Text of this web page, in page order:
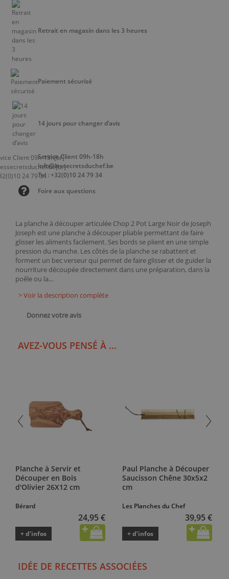
La planche à découper articulée Chop 2 Pot Large Noir de Joseph
Joseph est une planche à découper pliable permettant de faire
glisser les aliments facilement. Ses bords se plient en une simple
pression du manche. Les côtés de la planche se rabattent et
forment un bec verseur qui permet de faire glisser et de guider la
nourriture découpée directement dans une préparation, dans la
poêle ou la...
> Voir la description complète
Donnez votre avis
Retrait en magasin dans les 3 heures
Paiement sécurisé
14 jours pour changer d’avis
Service Client 09h-18h
info@lessecretsduchef.be
Tel : +32(0)10 24 79 34
Foire aux questions
AVEZ-VOUS PENSÉ À ...
Planche à Servir et
Découper en Bois
d'Olivier 26X12 cm
Bérard
24,95 €
+ d’infos
Paul Planche à Découper
Saucisson Chêne 30x5x2
cm
Les Planches du Chef
39,95 €
+ d’infos
IDÉE DE RECETTES ASSOCIÉES